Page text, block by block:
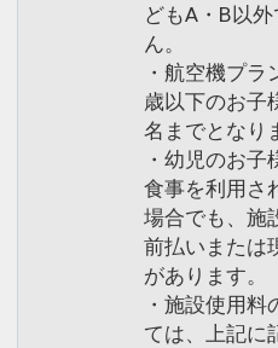
どもA・B以
ん。
・航空機プ
歳以下のお子
名までとなり
・幼児のお子
食事を利用さ
場合でも、施
前払いまたは
があります。
・施設使用
ては、上記に